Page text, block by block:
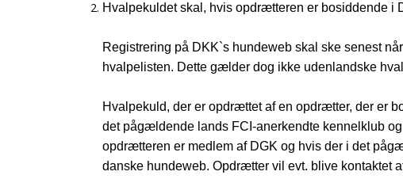
Hvalpekuldet skal, hvis opdrætteren er bosiddende i
Registrering på DKK`s hundeweb skal ske senest
hvalpelisten. Dette gælder dog ikke udenlandske
Hvalpekuld, der er opdrættet af en opdrætter, der er
det pågældende lands FCI-anerkendte kennelklub
opdrætteren er medlem af DGK og hvis der i det
danske hundeweb. Opdrætter vil evt. blive kontaktet